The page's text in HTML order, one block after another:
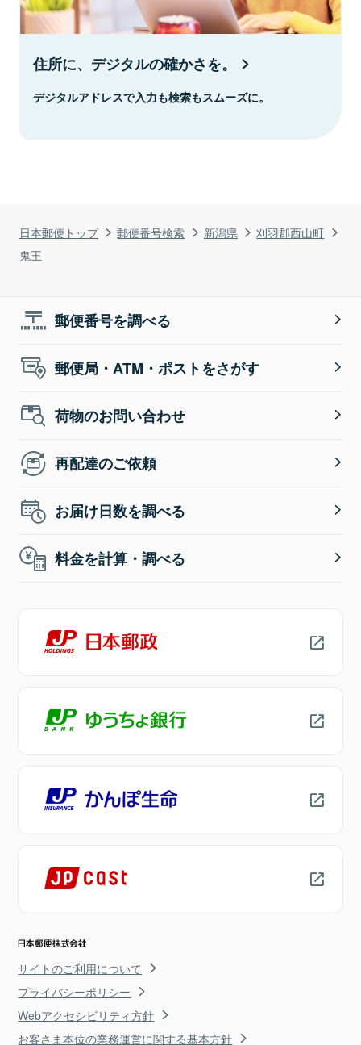
日本郵便トップ 郵便番号検索 新潟県
刈羽郡西山町
鬼王
住所に、デジタルの確かさを。
デジタルアドレスで入力も検索もスムーズに。
郵便番号を調べる
郵便局・ATM・ポストをさがす
荷物のお問い合わせ
再配達のご依頼
お届け日数を調べる
料金を計算・調べる
サイトのご利用について
プライバシーポリシー
Webアクセシビリティ方針
お客さま本位の業務運営に関する基本方針